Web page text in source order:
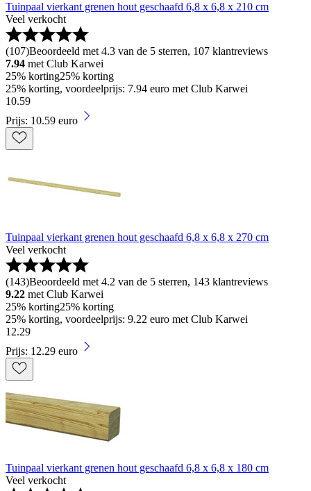
Tuinpaal vierkant grenen hout geschaafd 6,8 x 6,8 x 210 cm
Veel verkocht
(107)Beoordeeld met 4.3 van de 5 sterren, 107 klantreviews
7.94 met Club Karwei
25% korting25% korting
25% korting, voordeelprijs: 7.94 euro met Club Karwei
10.59
Prijs: 10.59 euro
Tuinpaal vierkant grenen hout geschaafd 6,8 x 6,8 x 270 cm
Veel verkocht
(143)Beoordeeld met 4.2 van de 5 sterren, 143 klantreviews
9.22 met Club Karwei
25% korting25% korting
25% korting, voordeelprijs: 9.22 euro met Club Karwei
12.29
Prijs: 12.29 euro
Tuinpaal vierkant grenen hout geschaafd 6,8 x 6,8 x 180 cm
Veel verkocht